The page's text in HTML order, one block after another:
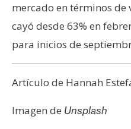
mercado en términos de
cayó desde 63% en
para inicios de
Artículo de Hannah
Imagen de Unsplash